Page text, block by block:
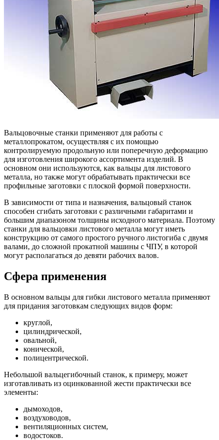
Вальцовочные станки применяют для работы с
металлопрокатом, осуществляя с их помощью
контролируемую продольную или поперечную деформацию
для изготовления широкого ассортимента изделий. В
основном они используются, как вальцы для листового
металла, но также могут обрабатывать практически все
профильные заготовки с плоской формой поверхности.
В зависимости от типа и назначения, вальцовый станок
способен сгибать заготовки с различными габаритами и
большим диапазоном толщины исходного материала. Поэтому
станки для вальцовки листового металла могут иметь
конструкцию от самого простого ручного листогиба с двумя
валами, до сложной прокатной машины с ЧПУ, в которой
могут располагаться до девяти рабочих валов.
Сфера применения
В основном вальцы для гибки листового металла применяют
для придания заготовкам следующих видов форм:
круглой,
цилиндрической,
овальной,
конической,
полицентрической.
Небольшой вальцегибочный станок, к примеру, может
изготавливать из оцинкованной жести практически все
элементы:
дымоходов,
воздуховодов,
вентиляционных систем,
водостоков.